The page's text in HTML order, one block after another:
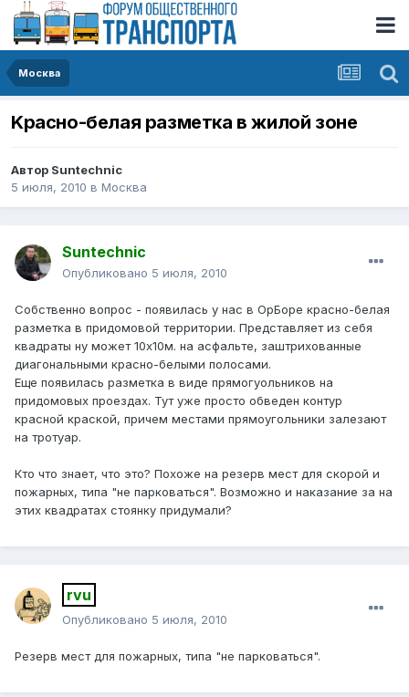
Москва
Kрасно-белая разметка в жилой зоне
Автор Suntechnic
5 июля, 2010 в Москва
Suntechnic
Опубликовано 5 июля, 2010
Собственно вопрос - появилась у нас в ОрБоре красно-белая
разметка в придомовой территории. Представляет из себя
квадраты ну может 10х10м. на асфальте, заштрихованные
диагональными красно-белыми полосами.
Еще появилась разметка в виде прямогуольников на
придомовых проездах. Тут уже просто обведен контур
красной краской, причем местами прямоугольники залезают
на тротуар.
Кто что знает, что это? Похоже на резерв мест для скорой и
пожарных, типа "не парковаться". Возможно и наказание за на
этих квадратах стоянку придумали?
rvu
Опубликовано 5 июля, 2010
Резерв мест для пожарных, типа "не парковаться".